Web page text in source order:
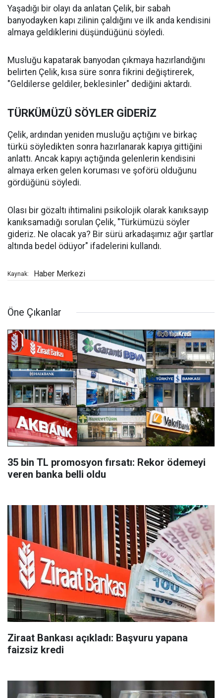
Yaşadığı bir olayı da anlatan Çelik, bir sabah
banyodayken kapı zilinin çaldığını ve ilk anda kendisini
almaya geldiklerini düşündüğünü söyledi.
Musluğu kapatarak banyodan çıkmaya hazırlandığını
belirten Çelik, kısa süre sonra fikrini değiştirerek,
"Geldilerse geldiler, beklesinler" dediğini aktardı.
TÜRKÜMÜZÜ SÖYLER GİDERİZ
Çelik, ardından yeniden musluğu açtığını ve birkaç
türkü söyledikten sonra hazırlanarak kapıya gittiğini
anlattı. Ancak kapıyı açtığında gelenlerin kendisini
almaya erken gelen koruması ve şoförü olduğunu
gördüğünü söyledi.
Olası bir gözaltı ihtimalini psikolojik olarak kanıksayıp
kanıksamadığı sorulan Çelik, "Türkümüzü söyler
gideriz. Ne olacak ya? Bir sürü arkadaşımız ağır şartlar
altında bedel ödüyor" ifadelerini kullandı.
Kaynak: Haber Merkezi
Öne Çıkanlar
35 bin TL promosyon fırsatı: Rekor ödemeyi
veren banka belli oldu
Ziraat Bankası açıkladı: Başvuru yapana
faizsiz kredi